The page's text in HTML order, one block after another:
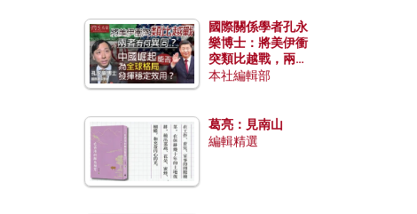
國際關係學者孔永
樂博士：將美伊衝
突類比越戰，兩者
有何異同？中國崛
本社編輯部
葛亮：見南山
編輯精選